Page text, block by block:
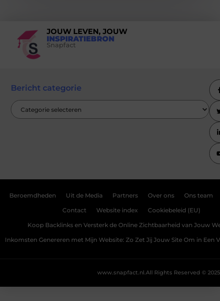
JOUW LEVEN, JOUW
INSPIRATIEBRON
Snapfact
Bericht categorie
Beroemdheden Uit de Media Partners Over ons Ons team
Contact Website index Cookiebeleid (EU)
Koop Backlinks en Versterk de Online Zichtbaarheid van Jouw
Inkomsten Genereren met Mijn Website: Zo Zet Jij Jouw Site Om in Een
All Rights Reserved © 2025
www.snapfact.nl.